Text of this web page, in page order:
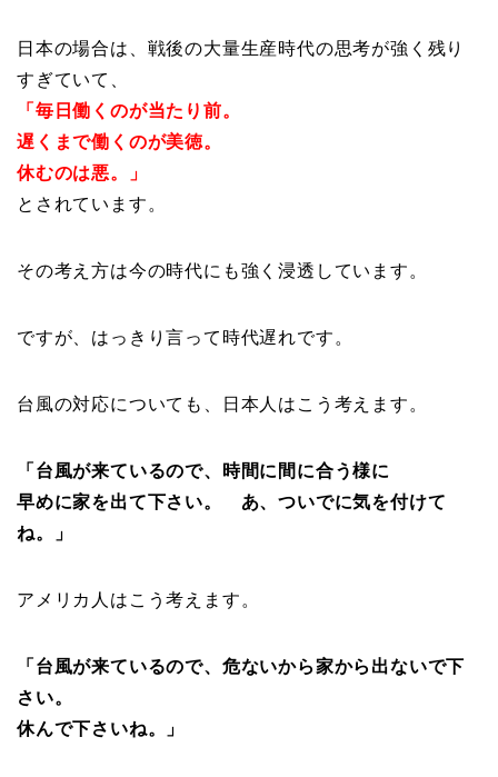
日本の場合は、戦後の大量生産時代の思考が強く残り
すぎていて、
「毎日働くのが当たり前。
遅くまで働くのが美徳。
休むのは悪。」
とされています。
その考え方は今の時代にも強く浸透しています。
ですが、はっきり言って時代遅れです。
台風の対応についても、日本人はこう考えます。
「台風が来ているので、時間に間に合う様に
早めに家を出て下さい。 あ、ついでに気を付けて
ね。」
アメリカ人はこう考えます。
「台風が来ているので、危ないから家から出ないで下
さい。
休んで下さいね。」